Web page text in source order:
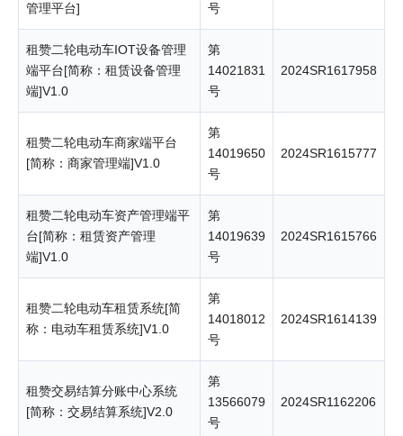
管理平台]
号
租赞二轮电动车IOT设备管理
端平台[简称：租赁设备管理
端]V1.0
第
14021831
号
2024SR1617958
租赞二轮电动车商家端平台
[简称：商家管理端]V1.0
第
14019650
号
2024SR1615777
租赞二轮电动车资产管理端平
台[简称：租赁资产管理
端]V1.0
第
14019639
号
2024SR1615766
租赞二轮电动车租赁系统[简
称：电动车租赁系统]V1.0
第
14018012
号
2024SR1614139
租赞交易结算分账中心系统
[简称：交易结算系统]V2.0
第
13566079
号
2024SR1162206